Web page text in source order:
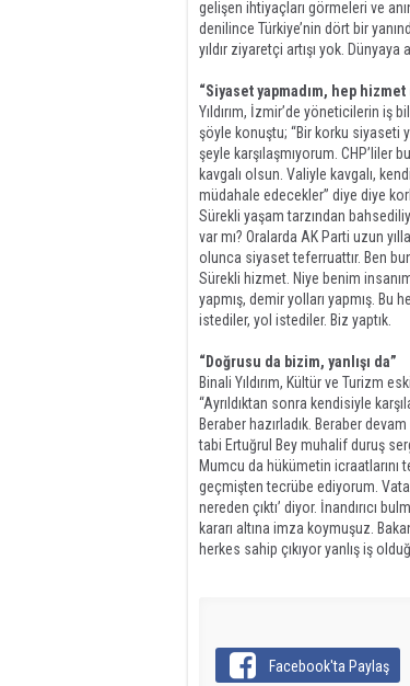
gelişen ihtiyaçları görmeleri ve
denilince Türkiye’nin dört bir
yıldır ziyaretçi artışı yok.
“Siyaset yapmadım, hep
Yıldırım, İzmir’de yöneticilerin iş
şöyle konuştu; “Bir korku siyaseti
şeyle karşılaşmıyorum. CHP’liler
kavgalı olsun. Valiyle kavgalı,
müdahale edecekler” diye diye
Sürekli yaşam tarzından
var mı? Oralarda AK Parti uzun
olunca siyaset teferruattır. Ben
Sürekli hizmet. Niye benim
yapmış, demir yolları yapmış. Bu
istediler, yol istediler. Biz yaptık.
“Doğrusu da bizim, yanlışı da”
Binali Yıldırım, Kültür ve Turizm
“Ayrıldıktan sonra kendisiyle
Beraber hazırladık. Beraber
tabi Ertuğrul Bey muhalif duruş
Mumcu da hükümetin icraatlarını
geçmişten tecrübe ediyorum.
nereden çıktı’ diyor. İnandırıcı
kararı altına imza koymuşuz.
herkes sahip çıkıyor yanlış iş
Facebook'ta Paylaş